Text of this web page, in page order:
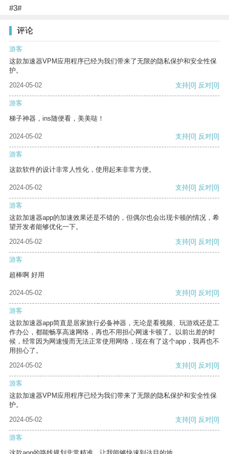
#3#
评论
游客
这款加速器VPM应用程序已经为我们带来了无限的隐私保护和安全性保
护。
2024-05-02
支持[0] 反对[0]
游客
梯子神器，ins随便看，美美哒！
2024-05-02 支持[0] 反对[0]
游客
这款软件的设计非常人性化，使用起来非常方便。
2024-05-02 支持[0] 反对[0]
游客
这款加速器app的加速效果还是不错的，但偶尔也会出现卡顿的情况，希
望开发者能够优化一下。
2024-05-02
支持[0] 反对[0]
游客
超棒啊 好用
2024-05-02 支持[0] 反对[0]
游客
这款加速器app简直是居家旅行必备神器，无论是看视频、玩游戏还是工
作办公，都能畅享高速网络，再也不用担心网速卡顿了。以前出差的时
候，经常因为网速慢而无法正常使用网络，现在有了这个app，我再也不
用担心了。
2024-05-02
支持[0] 反对[0]
游客
这款加速器VPM应用程序已经为我们带来了无限的隐私保护和安全性保
护。
2024-05-02
支持[0] 反对[0]
游客